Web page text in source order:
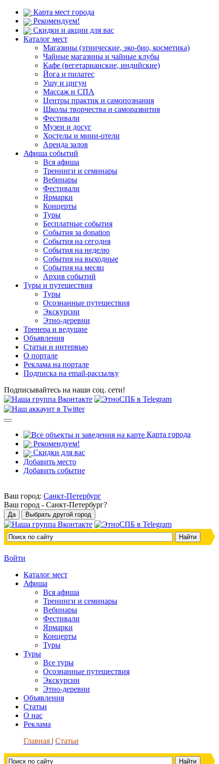
Карта мест города
Рекомендуем!
Скидки и акции для вас
Каталог мест
Магазины (этнические, эко-био, косметика)
Чайные магазины и чайные клубы
Кафе (вегетарианские, индийские)
Йога и пилатес
Ушу и цигун
Массаж и СПА
Центры практик и самопознания
Школы творчества и саморазвития
Фестивали
Музеи и досуг
Хостелы и мини-отели
Аренда залов
Афиша событий
Вся афиша
Тренинги и семинары
Вебинары
Фестивали
Ярмарки
Концерты
Туры
Бесплатные события
События за donation
События на сегодня
События на неделю
События на выходные
События на месяц
Архив событий
Туры и путешествия
Туры
Осознанные путешествия
Экскурсии
Этно-деревни
Тренера и ведущие
Объявления
Статьи и интервью
О портале
Реклама на портале
Подписка на email-рассылку
Подписывайтесь на наши соц. сети!
Карта города
Рекомендуем!
Скидки для вас
Добавить место
Добавить событие
Ваш город: Санкт-Петербург
Ваш город - Санкт-Петербург?
Войти
Каталог мест
Афиша
Вся афиша
Тренинги и семинары
Вебинары
Фестивали
Ярмарки
Концерты
Туры
Туры
Все туры
Осознанные путешествия
Экскурсии
Этно-деревни
Объявления
Статьи
О нас
Реклама
Главная
Статьи